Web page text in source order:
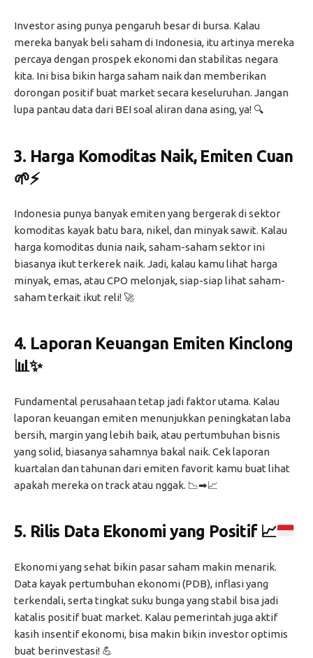
Investor asing punya pengaruh besar di bursa. Kalau
mereka banyak beli saham di Indonesia, itu artinya mereka
percaya dengan prospek ekonomi dan stabilitas negara
kita. Ini bisa bikin harga saham naik dan memberikan
dorongan positif buat market secara keseluruhan. Jangan
lupa pantau data dari BEI soal aliran dana asing, ya! 🔍
3. Harga Komoditas Naik, Emiten Cuan
🌱⚡
Indonesia punya banyak emiten yang bergerak di sektor
komoditas kayak batu bara, nikel, dan minyak sawit. Kalau
harga komoditas dunia naik, saham-saham sektor ini
biasanya ikut terkerek naik. Jadi, kalau kamu lihat harga
minyak, emas, atau CPO melonjak, siap-siap lihat saham-
saham terkait ikut reli! 🚀
4. Laporan Keuangan Emiten Kinclong
📊✨
Fundamental perusahaan tetap jadi faktor utama. Kalau
laporan keuangan emiten menunjukkan peningkatan laba
bersih, margin yang lebih baik, atau pertumbuhan bisnis
yang solid, biasanya sahamnya bakal naik. Cek laporan
kuartalan dan tahunan dari emiten favorit kamu buat lihat
apakah mereka on track atau nggak. 📉➡📈
5. Rilis Data Ekonomi yang Positif 📈
Ekonomi yang sehat bikin pasar saham makin menarik.
Data kayak pertumbuhan ekonomi (PDB), inflasi yang
terkendali, serta tingkat suku bunga yang stabil bisa jadi
katalis positif buat market. Kalau pemerintah juga aktif
kasih insentif ekonomi, bisa makin bikin investor optimis
buat berinvestasi! 💪